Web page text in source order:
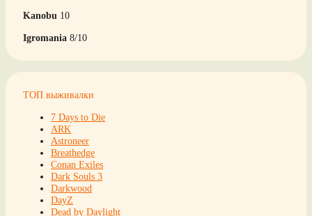
Kanobu 10
Igromania 8/10
ТОП выживалки
7 Days to Die
ARK
Astroneer
Breathedge
Conan Exiles
Dark Souls 3
Darkwood
DayZ
Dead by Daylight